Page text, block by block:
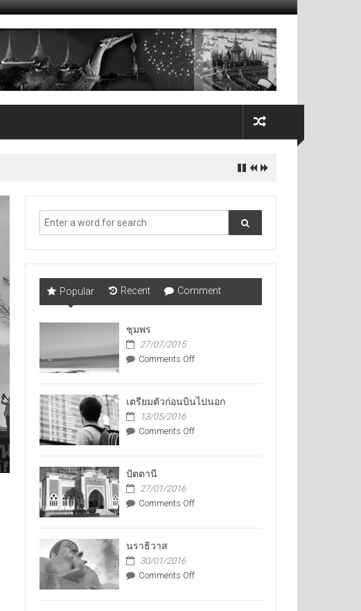
Popular Recent Comment
ชุมพร
27/07/2015
Comments Offon
เตรียมตัวก่อนบินไปนอก
13/05/2016
Comments Offon
ตัว
ปัตตานี
27/01/2016
Comments Offon
นราธิวาส
30/01/2016
Comments Offon